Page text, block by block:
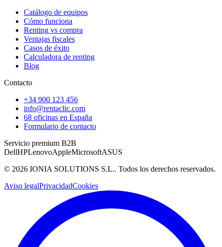
Catálogo de equipos
Cómo funciona
Renting vs compra
Ventajas fiscales
Casos de éxito
Calculadora de renting
Blog
Contacto
+34 900 123 456
info@rentaclic.com
68 oficinas en España
Formulario de contacto
Servicio premium B2B
DellHPLenovoAppleMicrosoftASUS
© 2026 IONIA SOLUTIONS S.L.. Todos los derechos reservados.
Aviso legalPrivacidadCookies